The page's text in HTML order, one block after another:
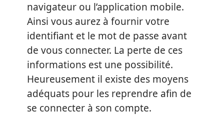
navigateur ou l’application mobile.
Ainsi vous aurez à fournir votre
identifiant et le mot de passe avant
de vous connecter. La perte de ces
informations est une possibilité.
Heureusement il existe des moyens
adéquats pour les reprendre afin de
se connecter à son compte.